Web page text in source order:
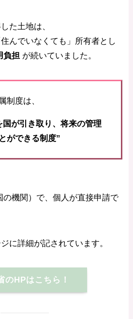
た土地は、
住んでいなくても」所有者とし
負担 が続いていました。
制度は、
国が引き取り、将来の管理
ができる制度”
の機関）で、個人が直接申請で
に詳細が記されています。
のHPはこちら！